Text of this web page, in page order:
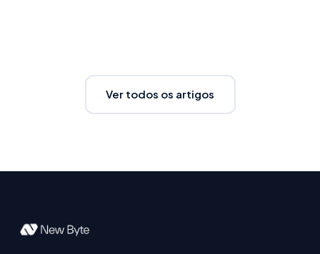
Ver todos os artigos